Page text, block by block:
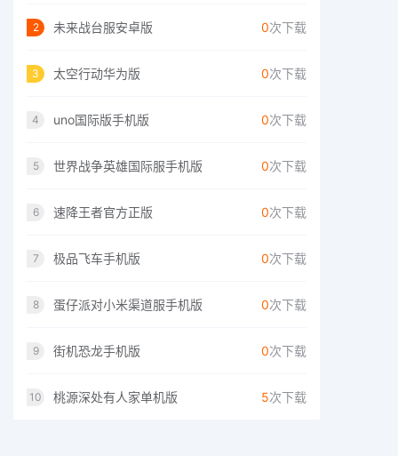
2 未来战台服安卓版 0次下载
3 太空行动华为版 0次下载
4 uno国际版手机版 0次下载
5 世界战争英雄国际服手机版 0次下载
6 速降王者官方正版 0次下载
7 极品飞车手机版 0次下载
8 蛋仔派对小米渠道服手机版 0次下载
9 街机恐龙手机版 0次下载
10 桃源深处有人家单机版 5次下载